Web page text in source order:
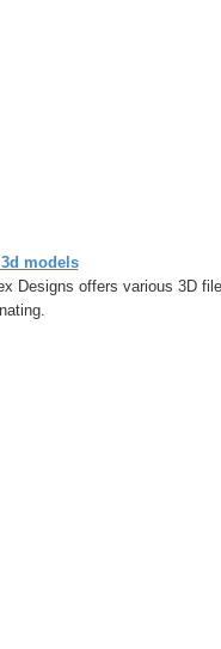
models
Designs offers various 3D